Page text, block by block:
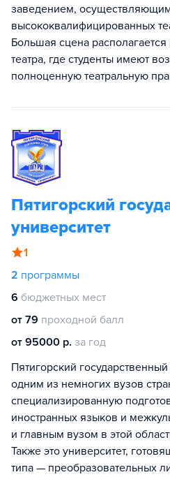
заведением,
высококвалифицированных
Большая сцена
театра, где студенты имеют
полноценную театральную
Пятигорский
университет
1
2 программы
6 бюджетных мест
от 79 проходной балл
от 95000 р. за год
Пятигорский
одним из немногих вузов
специализированную
иностранных языков и
и главным вузом в этой
Также это университет,
типа — преобразовательных